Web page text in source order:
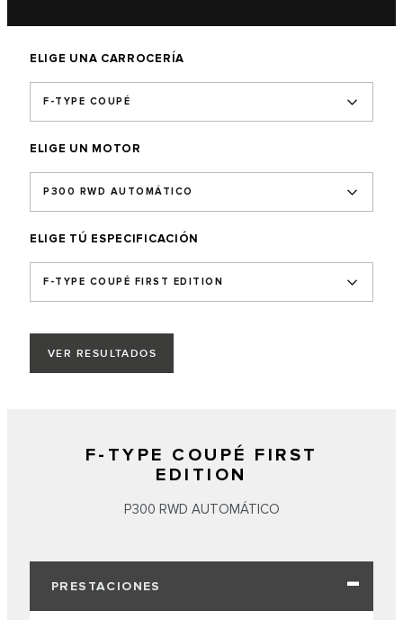
ELIGE UNA CARROCERÍA
F-TYPE COUPÉ
ELIGE UN MOTOR
P300 RWD AUTOMÁTICO
ELIGE TÚ ESPECIFICACIÓN
F-TYPE COUPÉ FIRST EDITION
VER RESULTADOS
F-TYPE COUPÉ FIRST
EDITION
P300 RWD AUTOMÁTICO
PRESTACIONES